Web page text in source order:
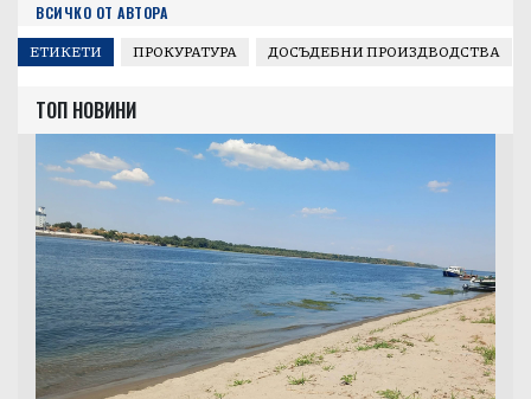
ВСИЧКО ОТ АВТОРА
ЕТИКЕТИ ПРОКУРАТУРА ДОСЪДЕБНИ ПРОИЗДВОДСТВА
ТОП НОВИНИ